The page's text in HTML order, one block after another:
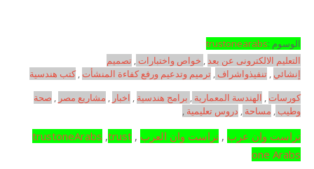
الوسوم :trustonearabs
التعليم الالكترونى عن بعد, خواص واختبارات , تصميم
إنشائي , تنفيذواشراف , ترميم وتدعيم ورفع كفاءة المنشأت ,كتب هندسية
كورسات , الهندسة المعمارية , برامج هندسية , اخبار , مشاريع مصر , صحة
وطيب , مساحة , دروس تعليمية ,
تراست وان عرب , تراست وان العرب ,
trustoneArabs ,trust
one Arabs